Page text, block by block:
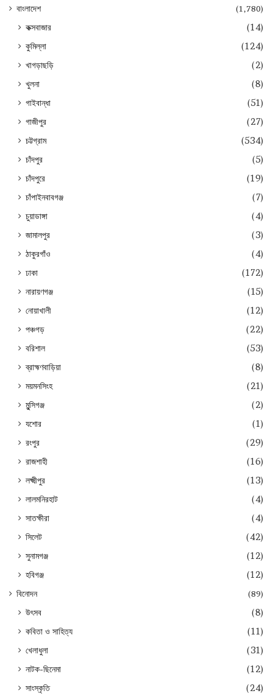
বাংলাদেশ (1,780)
কক্সবাজার
(14)
কুমিল্লা
(124)
খাগড়াছড়ি
(2)
খুলনা
(8)
গাইবান্ধা
(51)
গাজীপুর
(27)
চট্টগ্রাম
(534)
চাঁদপুর
(5)
চাঁদপুরে
(19)
চাঁপাইনবাবগঞ্জ
(7)
চুয়াডাঙ্গা
(4)
জামালপুর
(3)
ঠাকুরগাঁও
(4)
ঢাকা
(172)
নারায়ণগঞ্জ
(15)
নোয়াখালী
(12)
পঞ্চগড়
(22)
বরিশাল
(53)
ব্রাহ্মণবাড়িয়া
(8)
ময়মনসিংহ
(21)
মুন্সিগঞ্জ
(2)
যশোর
(1)
রংপুর
(29)
রাজশাহী
(16)
লক্ষ্মীপুর
(13)
লালমনিরহাট
(4)
সাতক্ষীরা
(4)
সিলেট
(42)
সুনামগঞ্জ
(12)
হবিগঞ্জ
(12)
বিনোদন (89)
উৎসব
(8)
কবিতা ও সাহিত্য
(11)
খেলাধুলা
(31)
নাটক-ছিনেমা
(12)
সাংস্কৃতি
(24)